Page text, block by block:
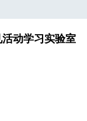
活动学习实验室